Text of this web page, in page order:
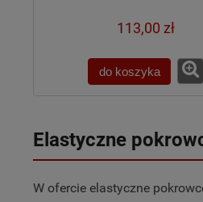
113,00 zł
do koszyka
Elastyczne
W ofercie elastyczne